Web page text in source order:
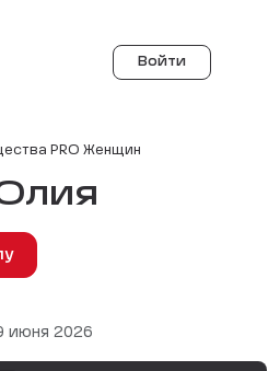
Войти
PRO Женщин
июня 2026